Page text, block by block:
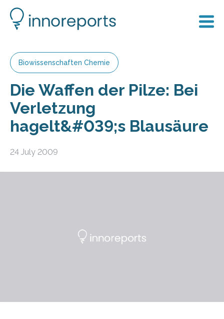
Biowissenschaften Chemie
Die Waffen der Pilze: Bei
Verletzung
hagelt&#039;s Blausäure
24 July 2009